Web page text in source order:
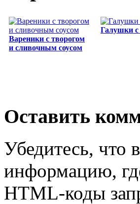
Вареники с творогом
и сливочным соусом
Галушки с
Оставить
Убедитесь, что
информацию,
HTML-коды